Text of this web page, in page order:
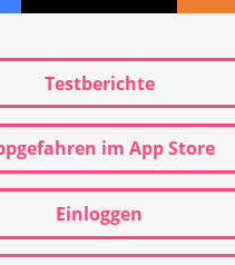
Testberichte
im App Store
Einloggen